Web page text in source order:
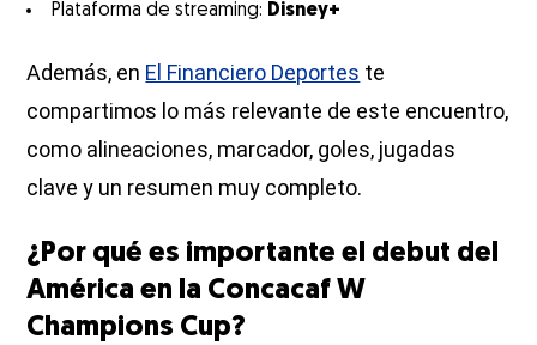
Plataforma de streaming: Disney+
Además, en El Financiero Deportes te
compartimos lo más relevante de este encuentro,
como alineaciones, marcador, goles, jugadas
clave y un resumen muy completo.
¿Por qué es importante el debut del
América en la Concacaf W
Champions Cup?